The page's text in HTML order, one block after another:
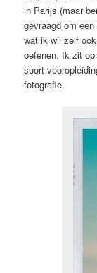
in Parijs (maar
gevraagd om
wat ik wil zelf
oefenen. Ik zit
soort
fotografie.